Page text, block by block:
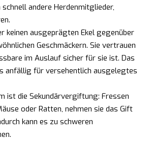
schnell andere Herdenmitglieder,
keinen ausgeprägten Ekel gegenüber
Geschmäckern. Sie vertrauen
im Auslauf sicher für sie ist. Das
anfällig für versehentlich ausgelegtes
ist die Sekundärvergiftung: Fressen
oder Ratten, nehmen sie das Gift
kann es zu schweren